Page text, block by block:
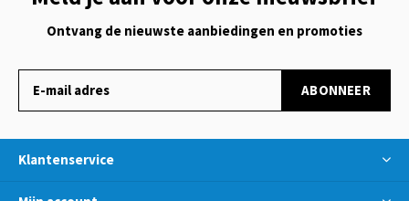
Ontvang de nieuwste aanbiedingen en promoties
ABONNEER
Klantenservice